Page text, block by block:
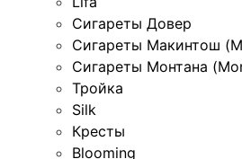
Сигареты Довер
Сигареты Макинтош
Сигареты Монтана
Тройка
Silk
Кресты
Blooming